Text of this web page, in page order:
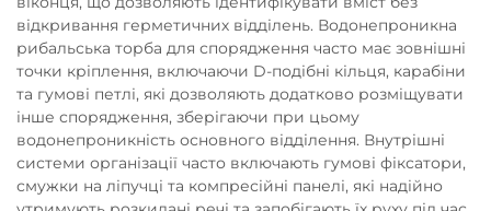
відкривання герметичних відділень. Водонепроникна
рибальська торба для спорядження часто має зовнішні
точки кріплення, включаючи D-подібні кільця, карабіни
та гумові петлі, які дозволяють додатково розміщувати
інше спорядження, зберігаючи при цьому
водонепроникність основного відділення. Внутрішні
системи організації часто включають гумові фіксатори,
смужки на ліпучці та компресійні панелі, які надійно